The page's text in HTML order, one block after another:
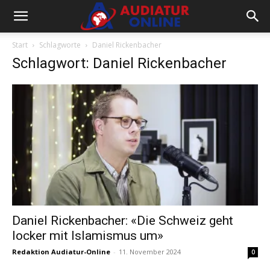
Start Schlagworte Daniel Rickenbacher
Schlagwort: Daniel Rickenbacher
Daniel Rickenbacher: «Die Schweiz geht
locker mit Islamismus um»
Redaktion Audiatur-Online - 11. November 2024 0